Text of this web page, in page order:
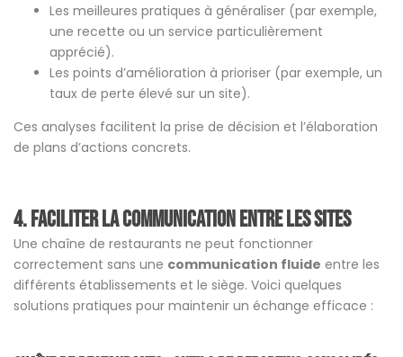
Les meilleures pratiques à généraliser (par exemple,
une recette ou un service particulièrement
apprécié).
Les points d’amélioration à prioriser (par exemple, un
taux de perte élevé sur un site).
Ces analyses facilitent la prise de décision et l’élaboration
de plans d’actions concrets.
4. Faciliter la communication entre les sites
Une chaîne de restaurants ne peut fonctionner
correctement sans une communication fluide entre les
différents établissements et le siège. Voici quelques
solutions pratiques pour maintenir un échange efficace :